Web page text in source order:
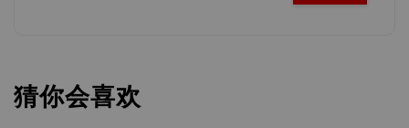
猜你会喜欢